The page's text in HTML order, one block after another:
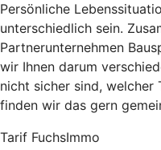
Persönliche
unterschiedlich sein.
Partnerunternehmen
wir Ihnen darum
nicht sicher sind, welcher
finden wir das gern
Tarif FuchsImmo